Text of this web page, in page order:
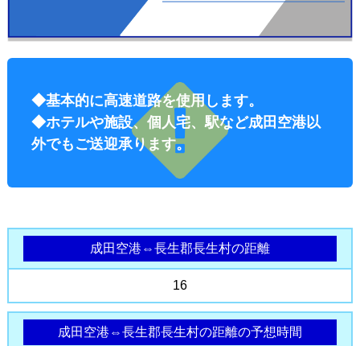
金
オプショ
◆基本的に高速道路を使用します。
◆ホテルや施設、個人宅、駅など成田空港以
外でもご送迎承ります。
成田空港⇔長生郡長生村の距離
16
成田空港⇔長生郡長生村の距離の予想時間